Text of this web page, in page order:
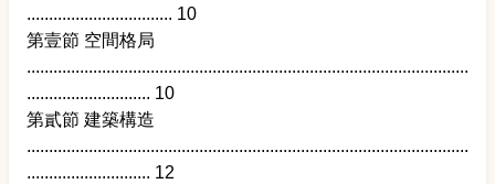
................................. 10
第壹節 空間格局
....................................................................................................
............................ 10
第貳節 建築構造
....................................................................................................
............................ 12